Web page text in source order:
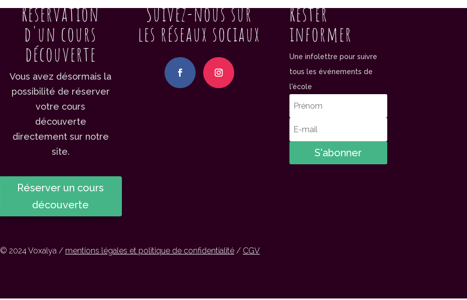
Réservation
d'un cours
découverte
Vous avez désormais la
possibilité de réserver
votre cours
découverte
directement sur notre
site.
Réserver un cours
découverte
Suivez-nous sur
les réseaux sociaux
Rester
informer
Une infolettre pour suivre
tous les événements de
l'école
S'abonner
© 2024 Voxalya / mentions légales et politique de confidentialité / CGV